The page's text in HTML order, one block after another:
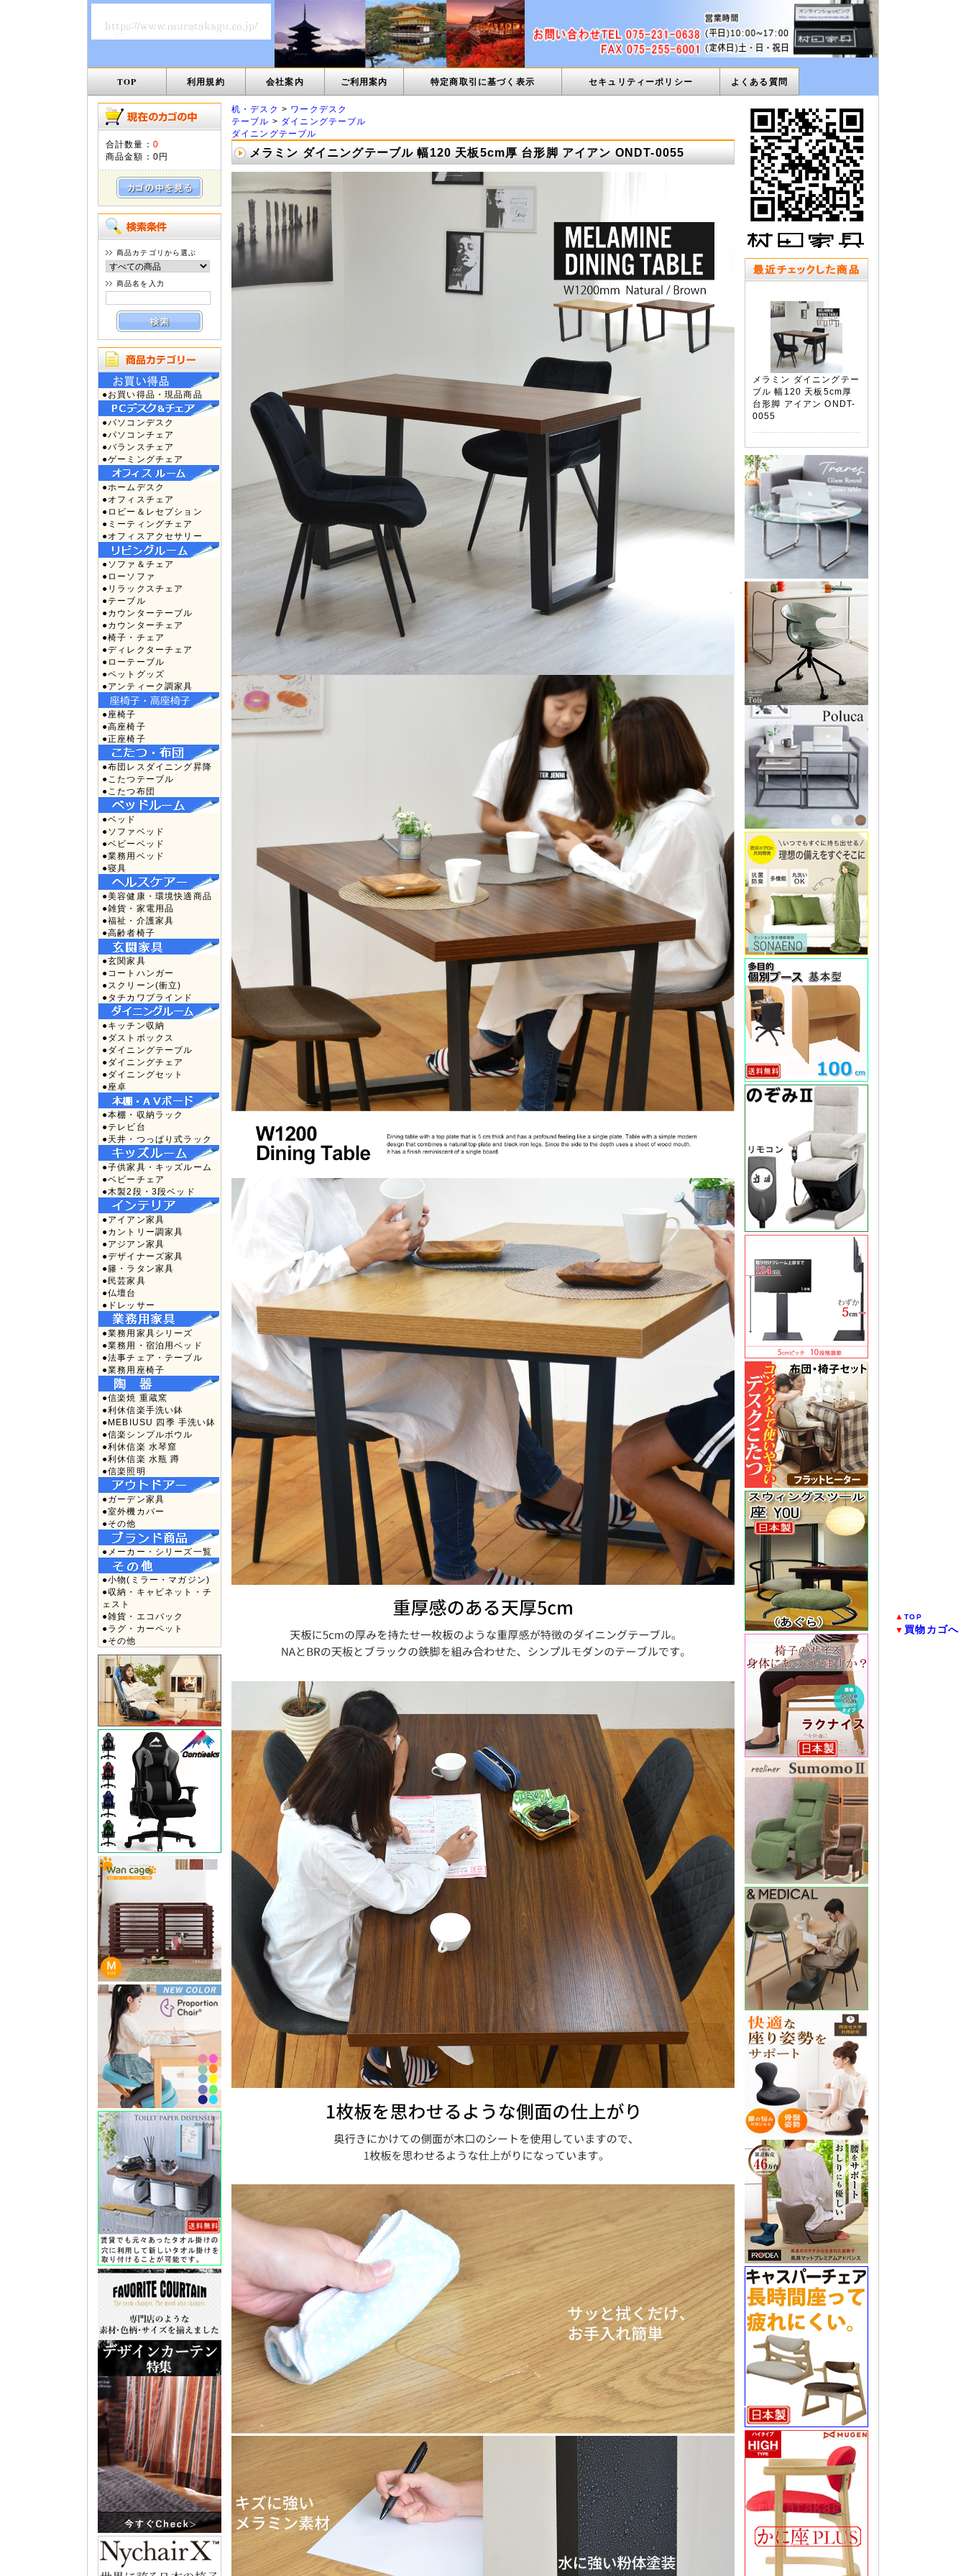
TOP 利用規約 会社案内 ご利用案内 特定商取引に基づく表示 セキュリティーポリシー よくある質問
合計数量： 0
商品金額： 0円
商品カテゴリから選ぶ
商品名を入力
●お買い得品・現品商品
●パソコンデスク
●パソコンチェア
●バランスチェア
●ゲーミングチェア
●ホームデスク
●オフィスチェア
●ロビー＆レセプション
●ミーティングチェア
●オフィスアクセサリー
●ソファ＆チェア
●ローソファ
●リラックスチェア
●テーブル
●カウンターテーブル
●カウンターチェア
●椅子・チェア
●ディレクターチェア
●ローテーブル
●ペットグッズ
●アンティーク調家具
●座椅子
●高座椅子
●正座椅子
●布団レスダイニング昇降
●こたつテーブル
●こたつ布団
●ベッド
●ソファベッド
●ベビーベッド
●業務用ベッド
●寝具
●美容健康・環境快適商品
●雑貨・家電用品
●福祉・介護家具
●高齢者椅子
●玄関家具
●コートハンガー
●スクリーン(衝立)
●タチカワブラインド
●キッチン収納
●ダストボックス
●ダイニングテーブル
●ダイニングチェア
●ダイニングセット
●座卓
●本棚・収納ラック
●テレビ台
●天井・つっぱり式ラック
●子供家具・キッズルーム
●ベビーチェア
●木製2段・3段ベッド
●アイアン家具
●カントリー調家具
●アジアン家具
●デザイナーズ家具
●籐・ラタン家具
●民芸家具
●仏壇台
●ドレッサー
●業務用家具シリーズ
●業務用・宿泊用ベッド
●法事チェア・テーブル
●業務用座椅子
●信楽焼 重蔵窯
●利休信楽手洗い鉢
●MEBIUSU 四季 手洗い鉢
●信楽シンプルボウル
●利休信楽 水琴窟
●利休信楽 水瓶 蹲
●信楽照明
●ガーデン家具
●室外機カバー
●その他
●メーカー・シリーズ一覧
●小物(ミラー・マガジン)
●収納・キャビネット・チ
ェスト
●雑貨・エコバック
●ラグ・カーペット
●その他
机・デスク > ワークデスク
テーブル > ダイニングテーブル
ダイニングテーブル
メラミン ダイニングテーブル 幅120 天板5cm厚 台形脚 アイアン ONDT-0055
メラミン ダイニングテー
ブル 幅120 天板5cm厚
台形脚 アイアン ONDT-
0055
▲TOP
▼ 買物カゴへ